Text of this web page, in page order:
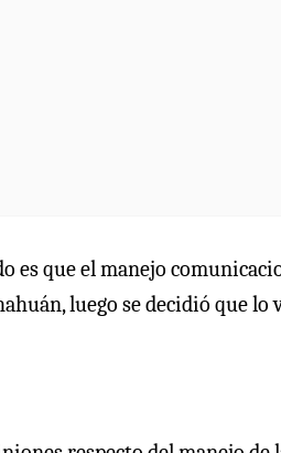
es que el manejo
luego se decidió que lo